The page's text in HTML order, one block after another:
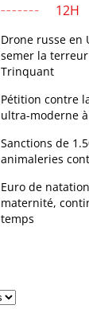
12H
Drone russe en
semer la
Trinquant
Pétition contre
ultra-moderne
Sanctions de
animaleries
Euro de
maternité,
temps